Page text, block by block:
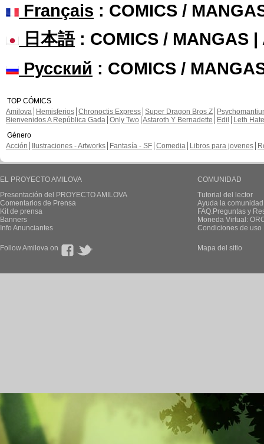
Français : COMICS /
日本語: COMICS / MANGAS |
Русский : COMICS /
TOP CÓMICS
Amilova
Hemisferios Chronoctis Express Super Dragon Bros Z
Bienvenidos A República Gada Only Two Astaroth Y Bernadette Edil
Leth Hate
Género
Acción
Ilustraciones - Artworks Fantasía - SF Comedia Libros para jovenes
EL PROYECTO AMILOVA
Presentación del PROYECTO AMILOVA
Comentarios de Prensa
Kit de prensa
Banners
Info Anunciantes
COMUNIDAD
Tutorial del lector
Ayuda la
FAQ.Preguntas y
Moneda Virtual:
Condiciones de uso
Follow Amilova on Mapa del sitio